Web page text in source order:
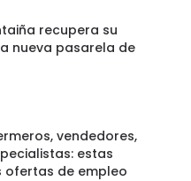
recupera su
nueva pasarela de
vendedores,
estas
ofertas de empleo